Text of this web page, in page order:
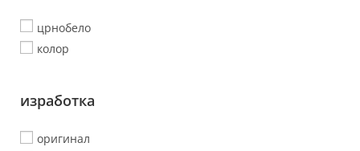
црнобело
колор
изработка
оригинал